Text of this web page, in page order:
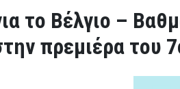
το Βέλγιο –
πρεμιέρα του